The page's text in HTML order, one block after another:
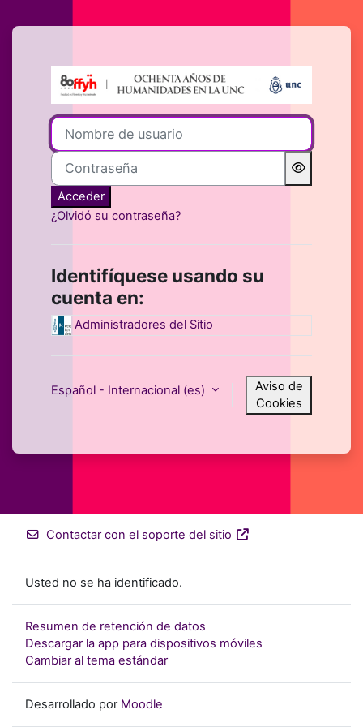
Entrar a Aulas
Nombre de usuario
Contraseña
Acceder
¿Olvidó su contraseña?
Identifíquese usando su
cuenta en:
Administradores del Sitio
Español - Internacional ‎(es)‎
Aviso de
Cookies
Contactar con el soporte del sitio
Usted no se ha identificado.
Resumen de retención de datos
Descargar la app para dispositivos móviles
Cambiar al tema estándar
Desarrollado por Moodle